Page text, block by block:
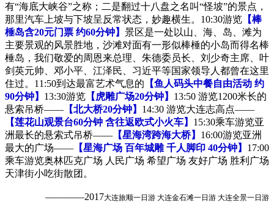
有“海底大峡谷”之称；二是翻过十八盘之名叫“怪坡”的景点，
那里汽车上坡与下坡呈反常状态，妙趣横生。10:30游览 【棒
棰岛含20元门票 约60分钟】 景区是一处以山、海、岛、滩为
主要景观的风景胜地，沙滩对面有一形似棒棰的小岛而得名棒
棰岛，我们敬爱的周恩来总理、朱德委员长、刘少奇主席、叶
剑英元帅、邓小平、江泽民、习近平等国家领导人都曾在这里
住过。11:50到达最富艺术气息的 【鱼人码头中餐自由活动 约
90分钟】 13:30游览 【虎雕广场20分钟】 13:50 游览1200米长的
悬索吊桥—— 【北大桥20分钟】 14:30 游览大连志高点——
【莲花山观景台60分钟 含往返欧式小火车】 15:30乘车游览亚
洲最长的悬索式吊桥—— 【星海湾跨海大桥】 16:00游览亚洲
最大的广场—— 【星海广场 百年城雕 千人脚印 40分钟】 17:00
乘车游览奥林匹克广场 人民广场 希望广场 友好广场 胜利广场
天津街小吃街散团。
————2017大连旅顺一日游 大连金石滩一日游 大连全景一日游